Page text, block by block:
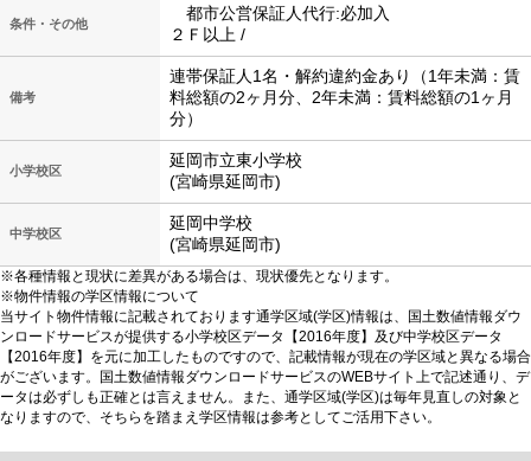
条件・その他
都市公営保証人代行:必加入
２Ｆ以上 /
備考
連帯保証人1名・解約違約金あり（1年未満：賃
料総額の2ヶ月分、2年未満：賃料総額の1ヶ月
分）
小学校区
延岡市立東小学校
(宮崎県延岡市)
中学校区
延岡中学校
(宮崎県延岡市)
※各種情報と現状に差異がある場合は、現状優先となります。
※物件情報の学区情報について
当サイト物件情報に記載されております通学区域(学区)情報は、国土数値情報ダウ
ンロードサービスが提供する小学校区データ【2016年度】及び中学校区データ
【2016年度】を元に加工したものですので、記載情報が現在の学区域と異なる場合
がございます。国土数値情報ダウンロードサービスのWEBサイト上で記述通り、デ
ータは必ずしも正確とは言えません。また、通学区域(学区)は毎年見直しの対象と
なりますので、そちらを踏まえ学区情報は参考としてご活用下さい。